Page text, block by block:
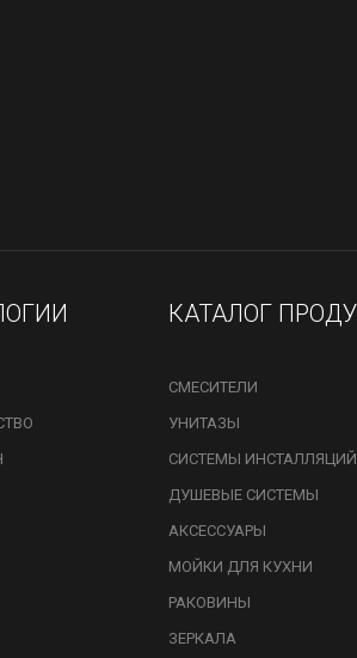
КАТАЛОГ
СМЕСИТЕЛИ
УНИТАЗЫ
СИСТЕМЫ ИНСТАЛЛЯЦИЙ
ДУШЕВЫЕ СИСТЕМЫ
АКСЕССУАРЫ
МОЙКИ ДЛЯ КУХНИ
РАКОВИНЫ
ЗЕРКАЛА